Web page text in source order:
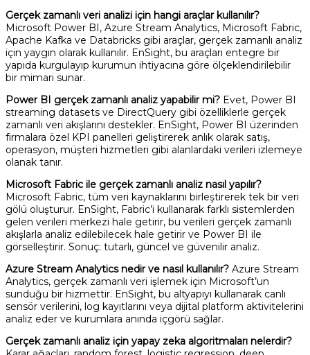
Gerçek zamanlı veri analizi için hangi araçlar kullanılır?
Microsoft Power BI, Azure Stream Analytics, Microsoft Fabric,
Apache Kafka ve Databricks gibi araçlar, gerçek zamanlı analiz
için yaygın olarak kullanılır. EnSight, bu araçları entegre bir
yapıda kurgulayıp kurumun ihtiyacına göre ölçeklendirilebilir
bir mimari sunar.
Power BI gerçek zamanlı analiz yapabilir mi? Evet, Power BI
streaming datasets ve DirectQuery gibi özelliklerle gerçek
zamanlı veri akışlarını destekler. EnSight, Power BI üzerinden
firmalara özel KPI panelleri geliştirerek anlık olarak satış,
operasyon, müşteri hizmetleri gibi alanlardaki verileri izlemeye
olanak tanır.
Microsoft Fabric ile gerçek zamanlı analiz nasıl yapılır?
Microsoft Fabric, tüm veri kaynaklarını birleştirerek tek bir veri
gölü oluşturur. EnSight, Fabric’i kullanarak farklı sistemlerden
gelen verileri merkezi hale getirir, bu verileri gerçek zamanlı
akışlarla analiz edilebilecek hale getirir ve Power BI ile
görselleştirir. Sonuç: tutarlı, güncel ve güvenilir analiz.
Azure Stream Analytics nedir ve nasıl kullanılır? Azure Stream
Analytics, gerçek zamanlı veri işlemek için Microsoft’un
sunduğu bir hizmettir. EnSight, bu altyapıyı kullanarak canlı
sensör verilerini, log kayıtlarını veya dijital platform aktivitelerini
analiz eder ve kurumlara anında içgörü sağlar.
Gerçek zamanlı analiz için yapay zeka algoritmaları nelerdir?